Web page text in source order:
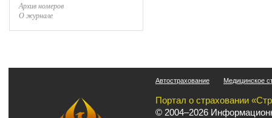
Архив номеров
О журнале
Автострахование Медицинское
Портал о страховании
© 2004–2026